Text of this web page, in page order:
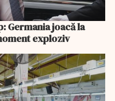
Germania joacă la
exploziv